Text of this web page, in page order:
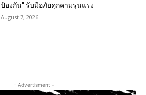
ป้องกัน” รับมือภัยคุกคามรุนแรง
August 7, 2026
- Advertisment -